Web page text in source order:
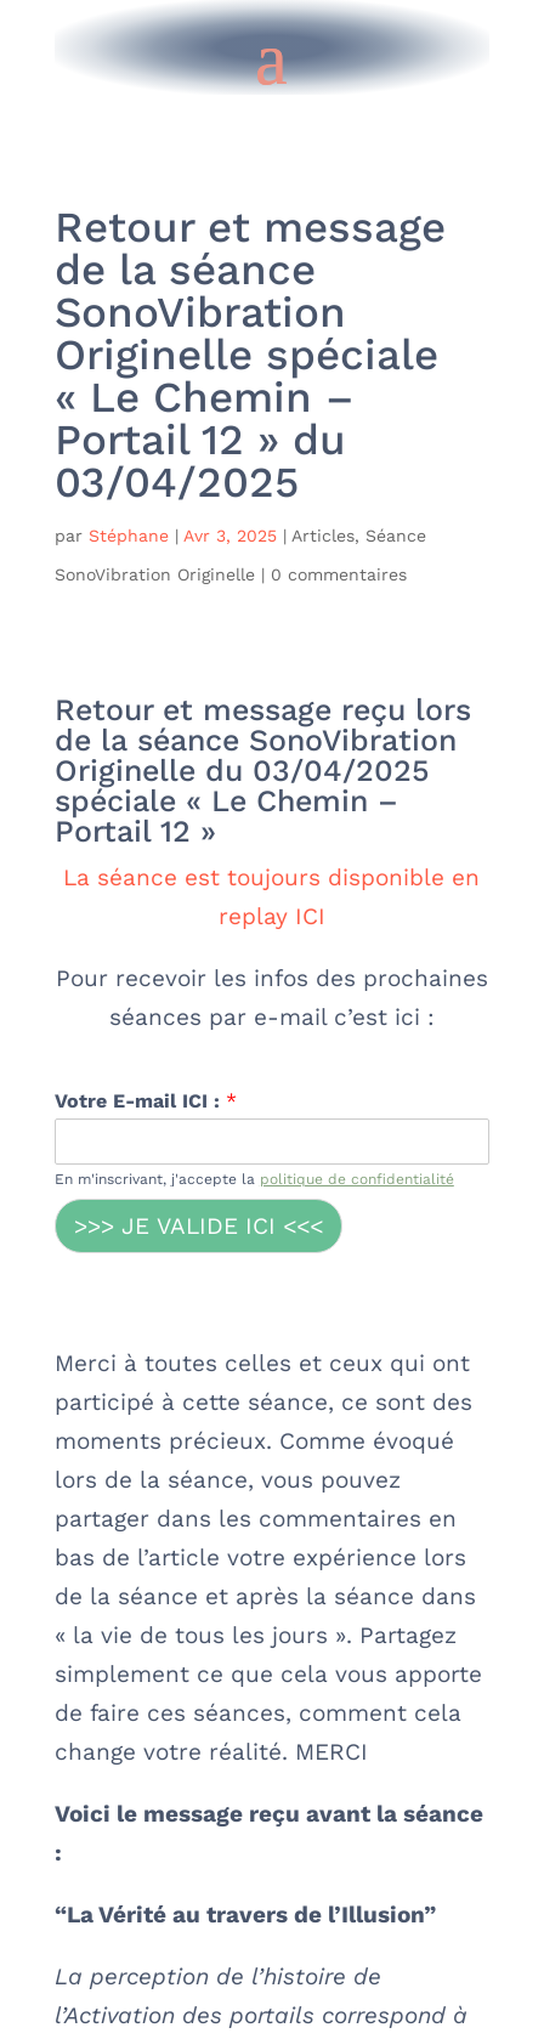
Retour et message
de la séance
SonoVibration
Originelle spéciale
« Le Chemin –
Portail 12 » du
03/04/2025
par Stéphane| Avr 3, 2025| Articles, Séance
SonoVibration Originelle| 0 commentaires
Retour et message reçu lors
de la séance SonoVibration
Originelle du 03/04/2025
spéciale « Le Chemin –
Portail 12 »
La séance est toujours disponible en
replay ICI
Pour recevoir les infos des prochaines
séances par e-mail c’est ici :
Votre E-mail ICI : *
En m'inscrivant, j'accepte la politique de confidentialité
>>> JE VALIDE ICI <<<
Merci à toutes celles et ceux qui ont
participé à cette séance, ce sont des
moments précieux. Comme évoqué
lors de la séance, vous pouvez
partager dans les commentaires en
bas de l’article votre expérience lors
de la séance et après la séance dans
« la vie de tous les jours ». Partagez
simplement ce que cela vous apporte
de faire ces séances, comment cela
change votre réalité. MERCI
Voici le message reçu avant la séance
:
“La Vérité au travers de l’Illusion”
La perception de l’histoire de
l’Activation des portails correspond à